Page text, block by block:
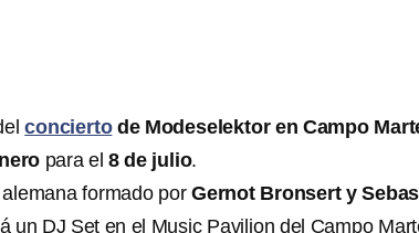
conciertode Modeselektor en Campo
para el8 de julio.
formado porGernot Bronsert y
un DJ Set en el Music Pavilion del Campo